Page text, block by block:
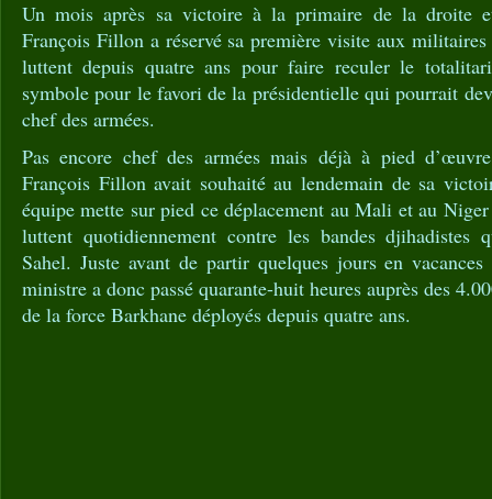
Un mois après sa victoire à la primaire de la droite
François Fillon a réservé sa première visite aux
luttent depuis quatre ans pour faire reculer le
symbole pour le favori de la présidentielle qui pourrait
chef des armées.
Pas encore chef des armées mais déjà à pied
François Fillon avait souhaité au lendemain de sa
équipe mette sur pied ce déplacement au Mali et au
luttent quotidiennement contre les bandes djihadistes
Sahel. Juste avant de partir quelques jours en
ministre a donc passé quarante-huit heures auprès des
de la force Barkhane déployés depuis quatre ans.